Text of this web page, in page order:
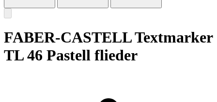
FABER-CASTELL Textmarker
TL 46 Pastell flieder